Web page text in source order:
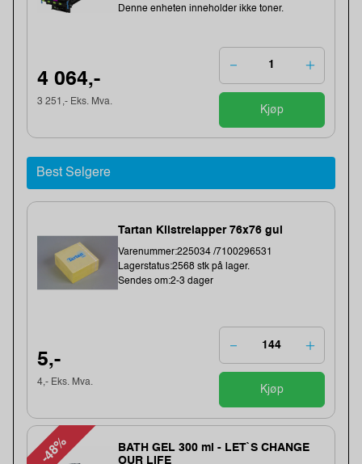
Denne enheten inneholder ikke toner.
4 064,-
3 251,- Eks. Mva.
Kjøp
Best Selgere
Tartan Klistrelapper 76x76 gul
Varenummer:225034 /7100296531
Lagerstatus:2568 stk på lager.
Sendes om:2-3 dager
5,-
4,- Eks. Mva.
Kjøp
-48%
BATH GEL 300 ml - LET`S CHANGE
OUR LIFE